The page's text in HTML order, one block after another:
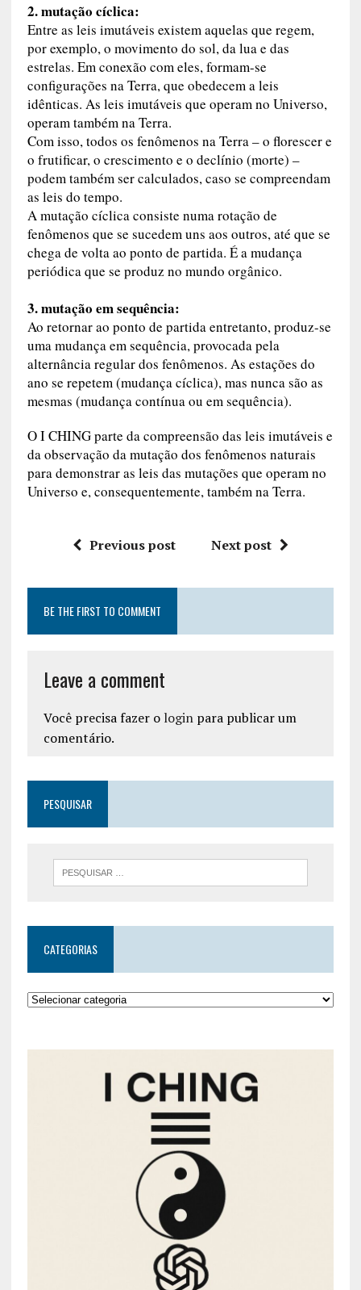
2. mutação cíclica:
Entre as leis imutáveis existem aquelas que regem,
por exemplo, o movimento do sol, da lua e das
estrelas. Em conexão com eles, formam-se
configurações na Terra, que obedecem a leis
idênticas. As leis imutáveis que operam no Universo,
operam também na Terra.
Com isso, todos os fenômenos na Terra – o florescer e
o frutificar, o crescimento e o declínio (morte) –
podem também ser calculados, caso se compreendam
as leis do tempo.
A mutação cíclica consiste numa rotação de
fenômenos que se sucedem uns aos outros, até que se
chega de volta ao ponto de partida. É a mudança
periódica que se produz no mundo orgânico.
3. mutação em sequência:
Ao retornar ao ponto de partida entretanto, produz-se
uma mudança em sequência, provocada pela
alternância regular dos fenômenos. As estações do
ano se repetem (mudança cíclica), mas nunca são as
mesmas (mudança contínua ou em sequência).
O I CHING parte da compreensão das leis imutáveis e
da observação da mutação dos fenômenos naturais
para demonstrar as leis das mutações que operam no
Universo e, consequentemente, também na Terra.
Previous post Next post
BE THE FIRST TO COMMENT
Leave a comment
Você precisa fazer o loginpara publicar um
comentário.
PESQUISAR
CATEGORIAS